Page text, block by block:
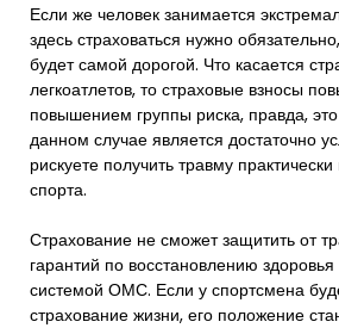
Если же человек занимается
здесь страховаться нужно
будет самой дорогой. Что касается
легкоатлетов, то страховые взносы
повышением группы риска, правда,
данном случае является достаточно
рискуете получить травму
спорта.
Страхование не сможет защитить от
гарантий по восстановлению
системой ОМС. Если у спортсмена
страхование жизни, его положение